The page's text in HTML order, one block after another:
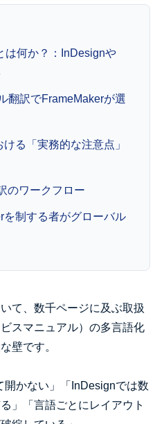
は何か？：InDesignや
翻訳でFrameMakerが選
る「実務的な注意点」
のワークフロー
を制する者がグローバル
て、数千ページに及ぶ取扱
スマニュアル）の多言語化
壁です。
開かない」「InDesignでは数
」「言語ごとにレイアウト